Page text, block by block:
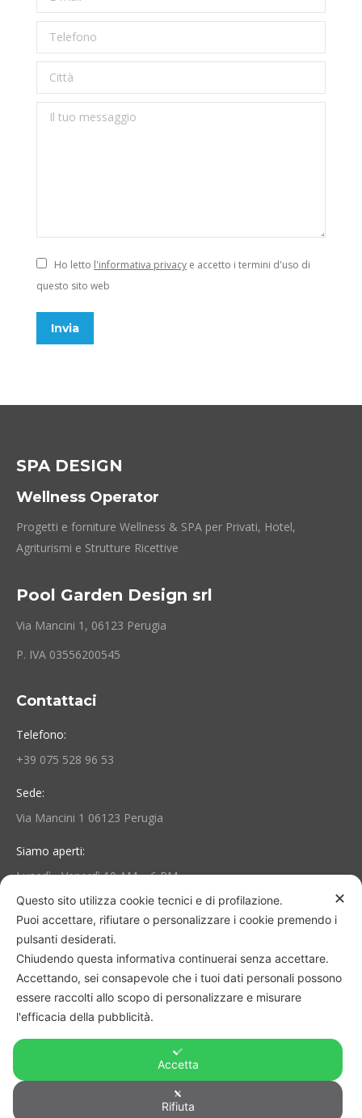
Telefono
Città
Il tuo messaggio
Ho letto l'informativa privacy e accetto i termini d'uso di
questo sito web
Invia
SPA DESIGN
Wellness Operator
Progetti e forniture Wellness & SPA per Privati, Hotel,
Agriturismi e Strutture Ricettive
Pool Garden Design srl
Via Mancini 1, 06123 Perugia
P. IVA 03556200545
Contattaci
Telefono:
+39 075 528 96 53
Sede:
Via Mancini 1 06123 Perugia
Siamo aperti:
Lunedì - Venerdì 10 AM – 6 PM
Area Personale e Info
Il mio account
Termini e Condizioni
✕
Questo sito utilizza cookie tecnici e di profilazione.
Puoi accettare, rifiutare o personalizzare i cookie premendo i
pulsanti desiderati.
Chiudendo questa informativa continuerai senza accettare.
Accettando, sei consapevole che i tuoi dati personali possono
essere raccolti allo scopo di personalizzare e misurare
l'efficacia della pubblicità.
Accetta
Rifiuta